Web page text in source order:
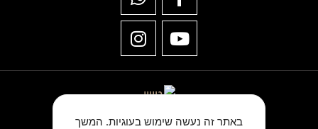
באתר זה נעשה שימוש בעוגיות. המשך